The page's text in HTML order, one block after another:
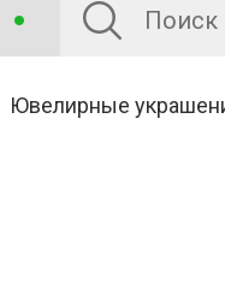
Ювелирные